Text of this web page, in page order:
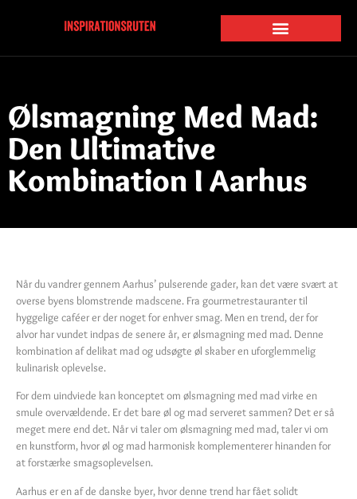
Ølsmagning Med Mad:
Den Ultimative
Kombination I Aarhus
Når du vandrer gennem Aarhus’ pulserende gader, kan det være svært at
overse byens blomstrende madscene. Fra gourmetrestauranter til
hyggelige caféer er der noget for enhver smag. Men en trend, der for
alvor har vundet indpas de senere år, er ølsmagning med mad. Denne
kombination af delikat mad og udsøgte øl skaber en uforglemmelig
kulinarisk oplevelse.
For dem uindviede kan konceptet om ølsmagning med mad virke en
smule overvældende. Er det bare øl og mad serveret sammen? Det er så
meget mere end det. Når vi taler om ølsmagning med mad, taler vi om
en kunstform, hvor øl og mad harmonisk komplementerer hinanden for
at forstærke smagsoplevelsen.
Aarhus er en af de danske byer, hvor denne trend har fået solidt